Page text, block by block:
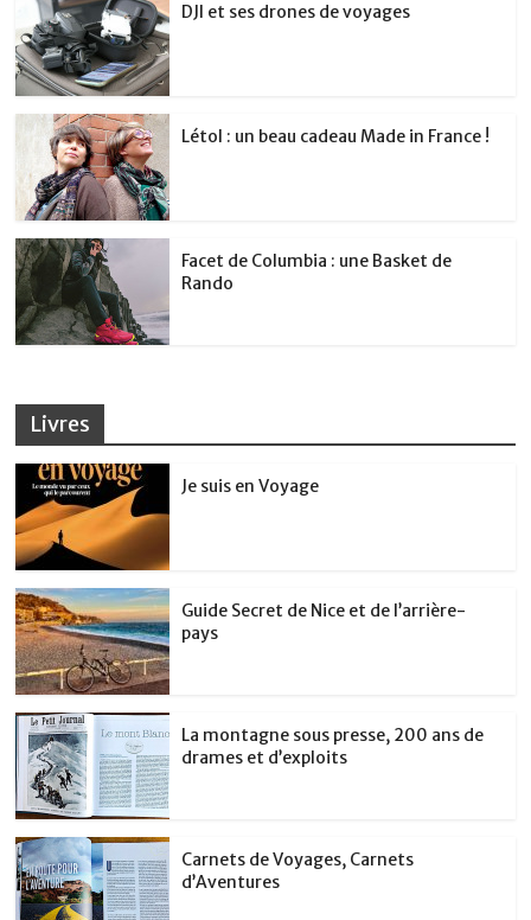
DJI et ses drones de voyages
Létol : un beau cadeau Made in France !
Facet de Columbia : une Basket de
Rando
Livres
Je suis en Voyage
Guide Secret de Nice et de l’arrière-
pays
La montagne sous presse, 200 ans de
drames et d’exploits
Carnets de Voyages, Carnets
d’Aventures